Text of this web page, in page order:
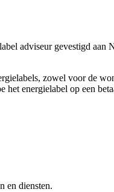
adviseur gevestigd aan
zowel voor de
energielabel op een
en diensten.